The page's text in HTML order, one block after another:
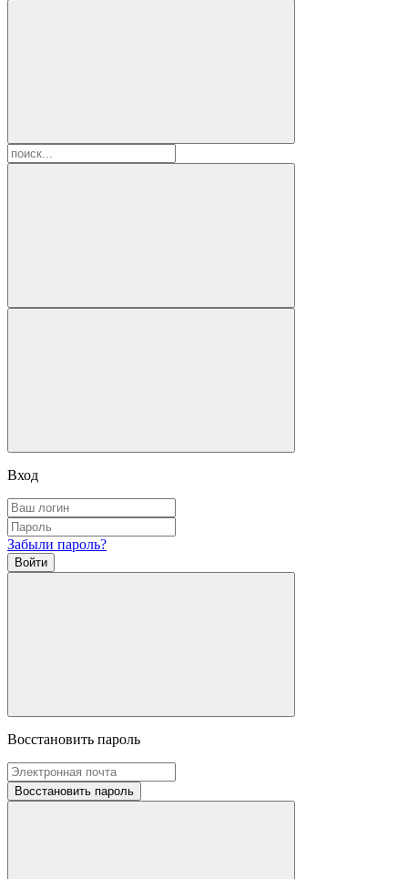
Вход
Забыли пароль?
Войти
Восстановить пароль
Восстановить пароль